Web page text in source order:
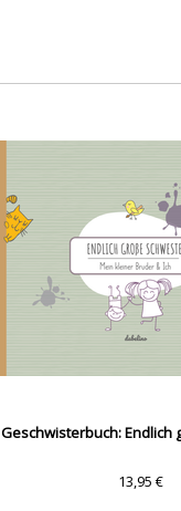
Geschwisterbuch: Endlich
13,95 €